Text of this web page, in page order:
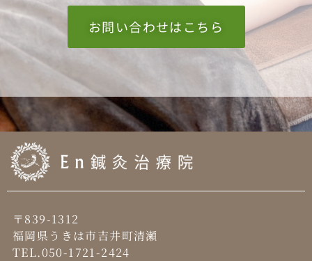
お問い合わせはこちら
〒839-1312
福岡県うきは市吉井町清瀬
TEL.050-1721-2424